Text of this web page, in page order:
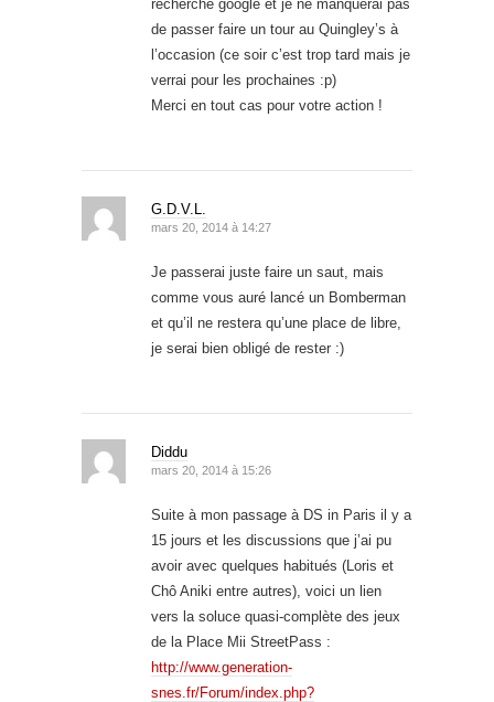
recherche google et je ne manquerai pas
de passer faire un tour au Quingley’s à
l’occasion (ce soir c’est trop tard mais je
verrai pour les prochaines :p)
Merci en tout cas pour votre action !
G.D.V.L.
mars 20, 2014 à 14:27
Je passerai juste faire un saut, mais
comme vous auré lancé un Bomberman
et qu’il ne restera qu’une place de libre,
je serai bien obligé de rester :)
Diddu
mars 20, 2014 à 15:26
Suite à mon passage à DS in Paris il y a
15 jours et les discussions que j’ai pu
avoir avec quelques habitués (Loris et
Chô Aniki entre autres), voici un lien
vers la soluce quasi-complète des jeux
de la Place Mii StreetPass :
http://www.generation-
snes.fr/Forum/index.php?